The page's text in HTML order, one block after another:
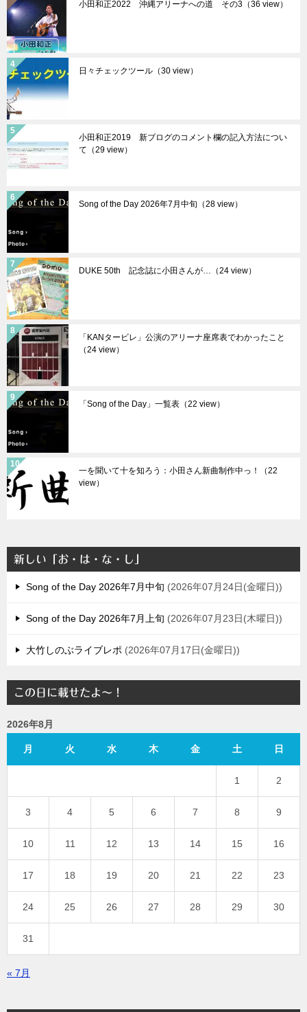
小田和正2022 沖縄アリーナへの道 その3（36 view）
日々チェックツール（30 view）
小田和正2019 新ブログのコメント欄の記入方法につい
て（29 view）
Song of the Day 2026年7月中旬（28 view）
DUKE 50th 記念誌に小田さんが…（24 view）
「KANタービレ」公演のアリーナ座席表でわかったこと
（24 view）
「Song of the Day」一覧表（22 view）
一を聞いて十を知ろう：小田さん新曲制作中っ！（22
view）
新しい「お・は・な・し」
Song of the Day 2026年7月中旬 2026年07月24日(金曜日)
Song of the Day 2026年7月上旬 2026年07月23日(木曜日)
大竹しのぶライブレポ 2026年07月17日(金曜日)
この日に載せたよ～！
2026年8月
月 火 水 木 金 土 日
1 2
3 4 5 6 7 8 9
10 11 12 13 14 15 16
17 18 19 20 21 22 23
24 25 26 27 28 29 30
31
« 7月